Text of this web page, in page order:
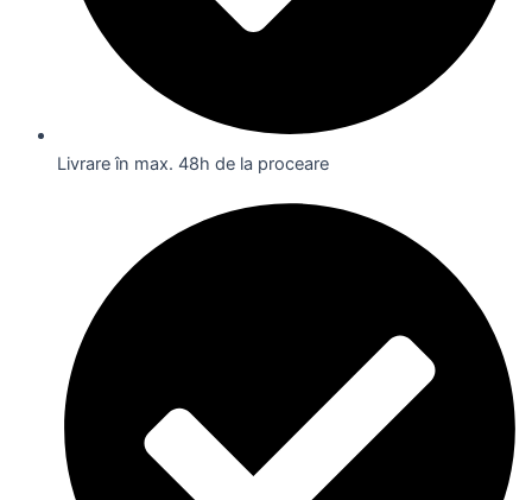
Livrare în max. 48h de la proceare